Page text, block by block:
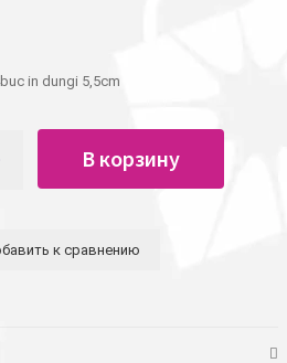
in dungi 5,5cm
В корзину
к сравнению